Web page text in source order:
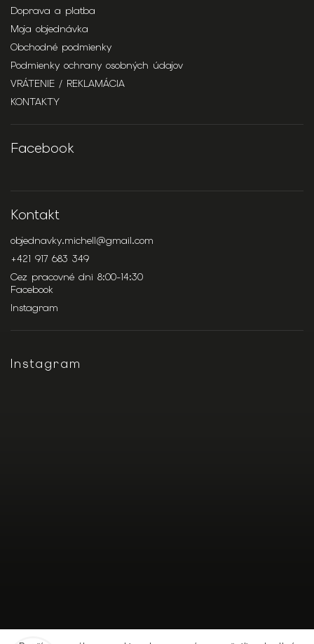
Doprava a platba
Moja objednávka
Obchodné podmienky
Podmienky ochrany osobných údajov
VRÁTENIE / REKLAMÁCIA
KONTAKTY
Facebook
Kontakt
objednavky.michell@gmail.com
+421 917 683 349
Cez pracovné dni 8:00-14:30
Facebook
Instagram
Instagram